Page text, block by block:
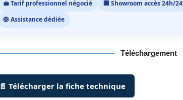
💼 Tarif professionnel négocié 🏢 Showroom accès 24h/24
🛟 Assistance dédiée
Téléchargement
📄 Télécharger la fiche technique